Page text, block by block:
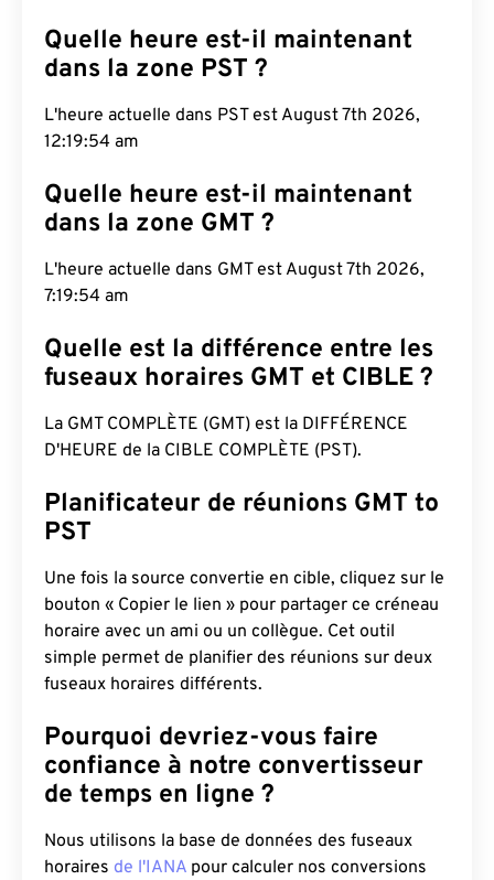
Quelle heure est-il maintenant
dans la zone PST ?
L'heure actuelle dans PST est August 7th 2026,
12:19:55 am
Quelle heure est-il maintenant
dans la zone GMT ?
L'heure actuelle dans GMT est August 7th 2026,
7:19:55 am
Quelle est la différence entre les
fuseaux horaires GMT et CIBLE ?
La GMT COMPLÈTE (GMT) est la DIFFÉRENCE
D'HEURE de la CIBLE COMPLÈTE (PST).
Planificateur de réunions GMT to
PST
Une fois la source convertie en cible, cliquez sur le
bouton « Copier le lien » pour partager ce créneau
horaire avec un ami ou un collègue. Cet outil
simple permet de planifier des réunions sur deux
fuseaux horaires différents.
Pourquoi devriez-vous faire
confiance à notre convertisseur
de temps en ligne ?
Nous utilisons la base de données des fuseaux
horaires de l'IANA pour calculer nos conversions